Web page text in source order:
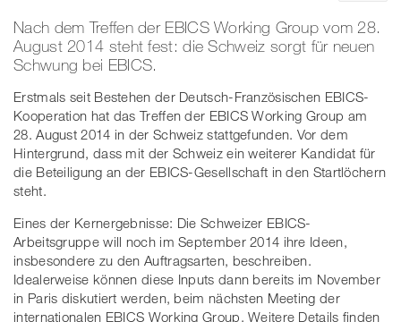
Nach dem Treffen der EBICS Working Group vom 28.
August 2014 steht fest: die Schweiz sorgt für neuen
Schwung bei EBICS.
Erstmals seit Bestehen der Deutsch-Französischen EBICS-
Kooperation hat das Treffen der EBICS Working Group am
28. August 2014 in der Schweiz stattgefunden. Vor dem
Hintergrund, dass mit der Schweiz ein weiterer Kandidat für
die Beteiligung an der EBICS-Gesellschaft in den Startlöchern
steht.
Eines der Kernergebnisse: Die Schweizer EBICS-
Arbeitsgruppe will noch im September 2014 ihre Ideen,
insbesondere zu den Auftragsarten, beschreiben.
Idealerweise können diese Inputs dann bereits im November
in Paris diskutiert werden, beim nächsten Meeting der
internationalen EBICS Working Group. Weitere Details finden